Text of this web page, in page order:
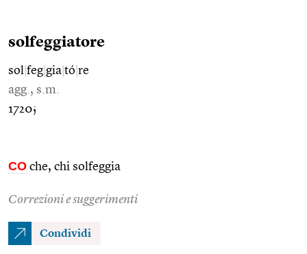
solfeggiatore
sol feg gia tó re
agg., s.m.
1720;
CO che, chi solfeggia
Correzioni e suggerimenti
Condividi